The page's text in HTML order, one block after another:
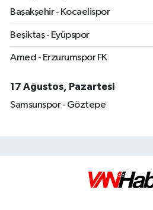
Başakşehir - Kocaelispor
Beşiktaş - Eyüpspor
Amed - Erzurumspor FK
17 Ağustos, Pazartesi
Samsunspor - Göztepe